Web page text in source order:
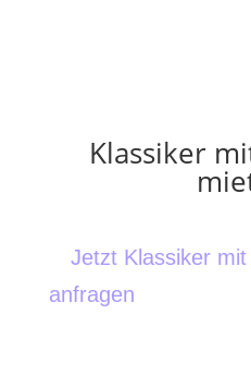
Klassiker
Jetzt Klassiker
anfragen